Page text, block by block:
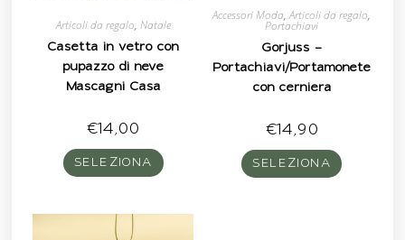
Articoli da regalo, Natale
Casetta in vetro con
pupazzo di neve
Mascagni Casa
€14,00
SELEZIONA
Accessori Moda,Articoli da regalo,
Portachiavi
Gorjuss –
Portachiavi/Portamonete
con cerniera
€14,90
SELEZIONA